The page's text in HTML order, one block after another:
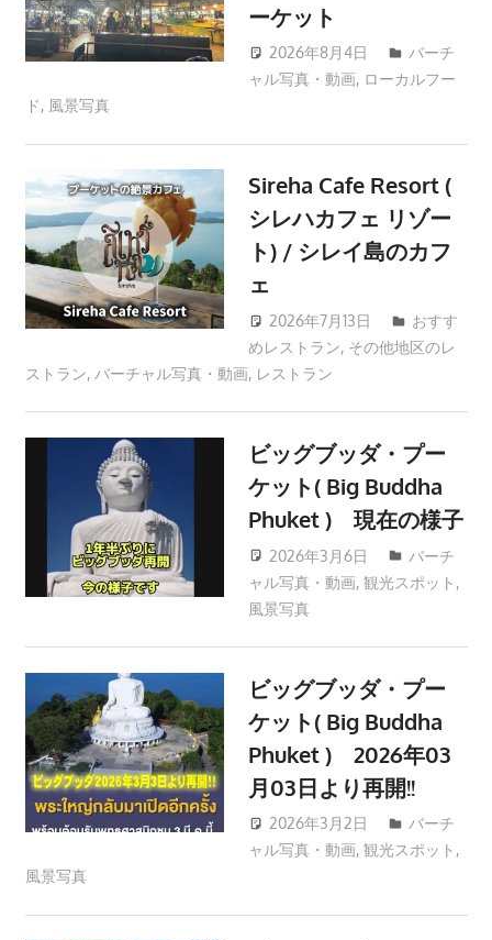
ル
ツ
ー
テ
ル
情
報、
レ
ス
ラ
ン
情
ト
の
景
色
な
ど、
ロ
カ
ーケット
2026年8月4日
patong003
バーチ
ャル写真・動画, ローカルフー
ド, 風景写真
Sireha Cafe Resort (
シレハカフェ リゾー
ト) / シレイ島のカフ
ェ
2026年7月13日
patong003
おすす
めレストラン, その他地区のレ
ストラン, バーチャル写真・動画, レストラン
ビッグブッダ・プー
ケット( Big Buddha
Phuket ) 現在の様子
2026年3月6日
patong003
バーチ
ャル写真・動画,観光スポット ,
風景写真
ビッグブッダ・プー
ケット( Big Buddha
Phuket ) 2026年03
月03日より再開!!
2026年3月2日
patong003
バーチ
ャル写真・動画,観光スポット ,
風景写真